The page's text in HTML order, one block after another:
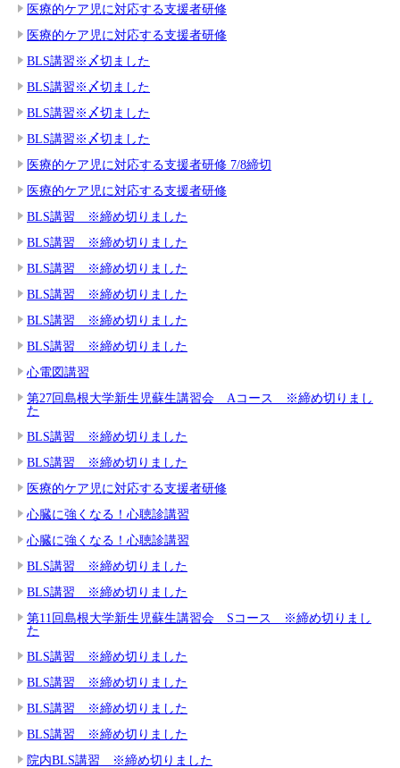
医療的ケア児に対応する支援者研修
医療的ケア児に対応する支援者研修
BLS講習※〆切ました
BLS講習※〆切ました
BLS講習※〆切ました
BLS講習※〆切ました
医療的ケア児に対応する支援者研修 7/8締切
医療的ケア児に対応する支援者研修
BLS講習 ※締め切りました
BLS講習 ※締め切りました
BLS講習 ※締め切りました
BLS講習 ※締め切りました
BLS講習 ※締め切りました
BLS講習 ※締め切りました
心電図講習
第27回島根大学新生児蘇生講習会 Aコース ※締め切りまし
た
BLS講習 ※締め切りました
BLS講習 ※締め切りました
医療的ケア児に対応する支援者研修
心臓に強くなる！心聴診講習
心臓に強くなる！心聴診講習
BLS講習 ※締め切りました
BLS講習 ※締め切りました
第11回島根大学新生児蘇生講習会 Sコース ※締め切りまし
た
BLS講習 ※締め切りました
BLS講習 ※締め切りました
BLS講習 ※締め切りました
BLS講習 ※締め切りました
院内BLS講習 ※締め切りました